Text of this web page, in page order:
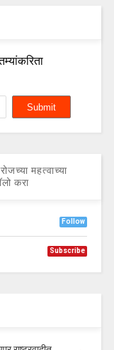
महत्वाच्या
करा
Follow
Subscribe